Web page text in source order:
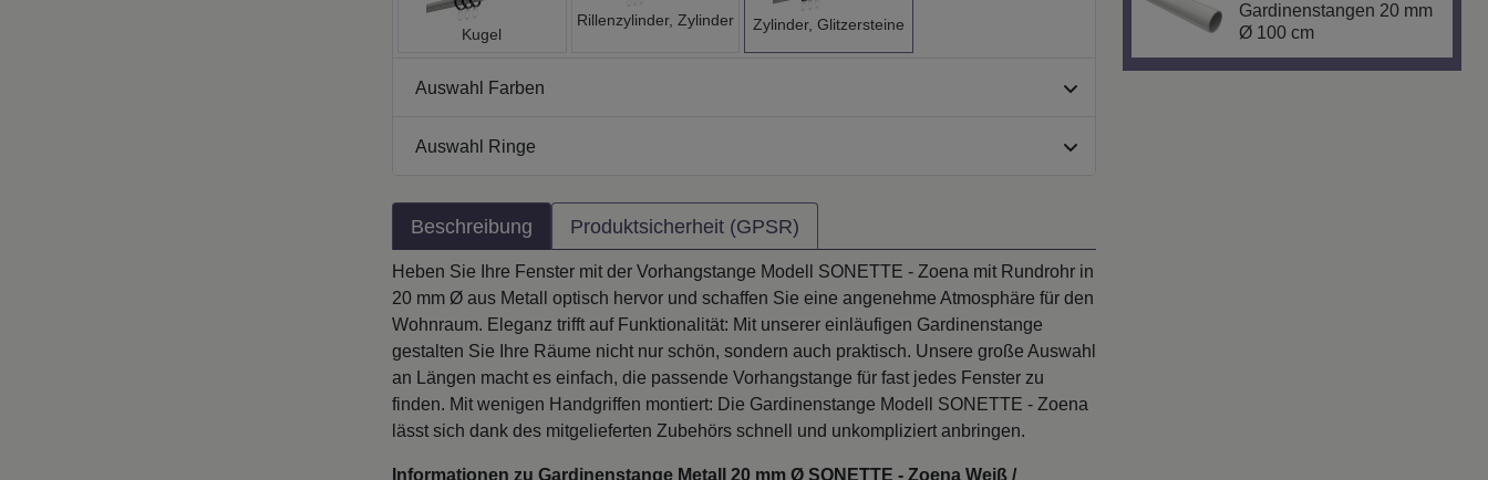
Kugel
Rillenzylinder, Zylinder Zylinder, Glitzersteine
Auswahl Farben
Auswahl Ringe
Beschreibung Produktsicherheit (GPSR)
Heben Sie Ihre Fenster mit der Vorhangstange Modell SONETTE - Zoena mit Rundrohr in
20 mm Ø aus Metall optisch hervor und schaffen Sie eine angenehme Atmosphäre für den
Wohnraum. Eleganz trifft auf Funktionalität: Mit unserer einläufigen Gardinenstange
gestalten Sie Ihre Räume nicht nur schön, sondern auch praktisch. Unsere große Auswahl
an Längen macht es einfach, die passende Vorhangstange für fast jedes Fenster zu
finden. Mit wenigen Handgriffen montiert: Die Gardinenstange Modell SONETTE - Zoena
lässt sich dank des mitgelieferten Zubehörs schnell und unkompliziert anbringen.
Informationen zu Gardinenstange Metall 20 mm Ø SONETTE - Zoena Weiß /
Gardinenstangen 20 mm
Ø 100 cm